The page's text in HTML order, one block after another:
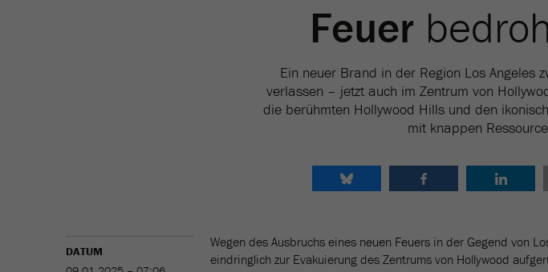
Feuer
Ein neuer Brand in der Region Los Angeles
verlassen – jetzt auch im Zentrum von
die berühmten Hollywood Hills und den
mit knappen
DATUM
Wegen des Ausbruchs eines neuen Feuers in der Gegend von
eindringlich zur Evakuierung des Zentrums von Hollywood